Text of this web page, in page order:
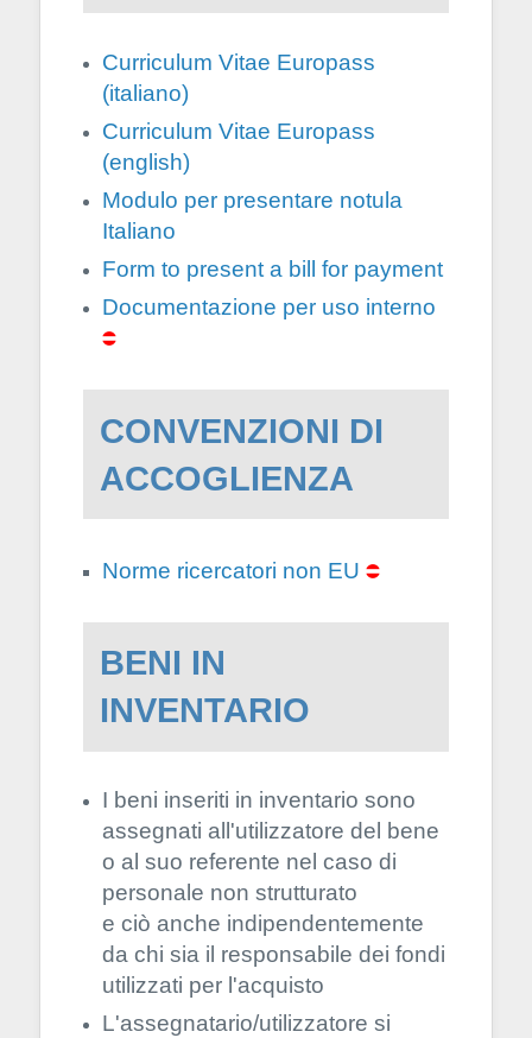
Curriculum Vitae Europass
(italiano)
Curriculum Vitae Europass
(english)
Modulo per presentare notula
Italiano
Form to present a bill for payment
Documentazione per uso interno
CONVENZIONI DI
ACCOGLIENZA
Norme ricercatori non EU
BENI IN
INVENTARIO
I beni inseriti in inventario sono
assegnati all'utilizzatore del bene
o al suo referente nel caso di
personale non strutturato
e ciò anche indipendentemente
da chi sia il responsabile dei fondi
utilizzati per l'acquisto
L'assegnatario/utilizzatore si